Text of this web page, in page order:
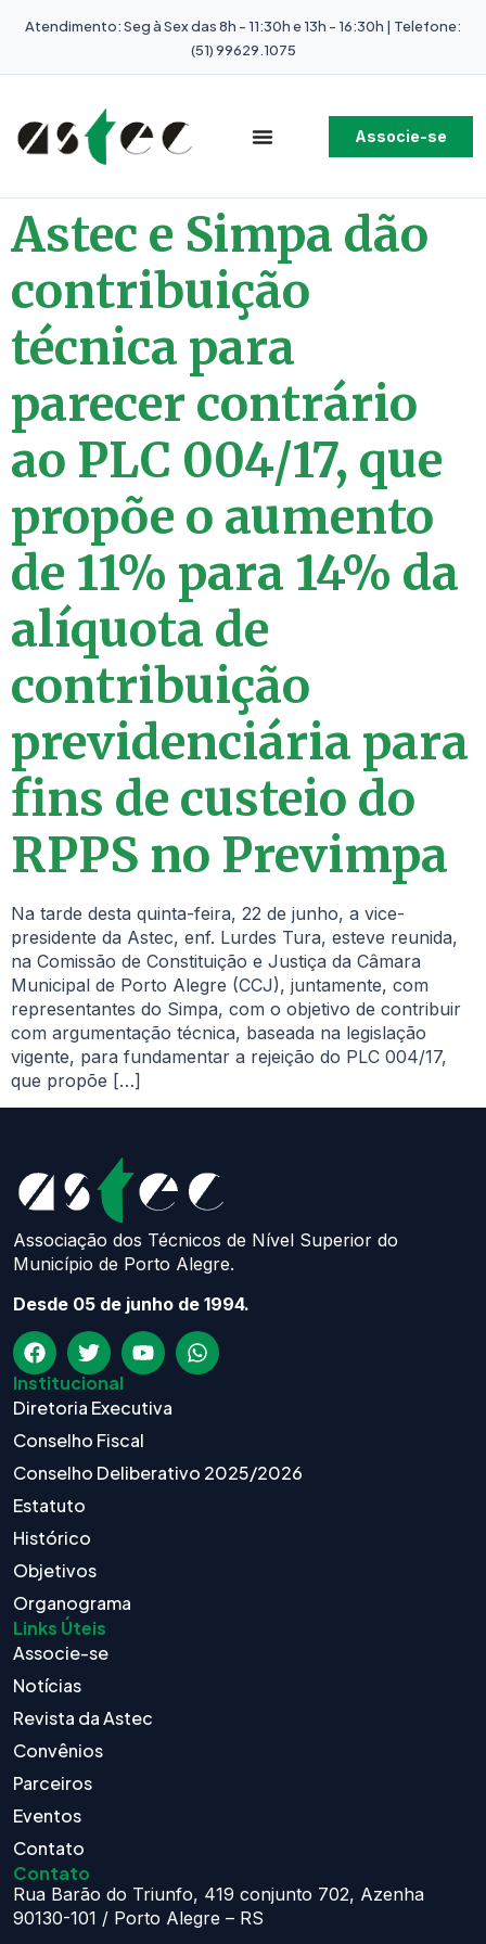
Atendimento: Seg à Sex das 8h - 11:30h e 13h - 16:30h | Telefone:
(51) 99629.1075
Associe-se
Astec e Simpa dão
contribuição
técnica para
parecer contrário
ao PLC 004/17, que
propõe o aumento
de 11% para 14% da
alíquota de
contribuição
previdenciária para
fins de custeio do
RPPS no Previmpa
Na tarde desta quinta-feira, 22 de junho, a vice-
presidente da Astec, enf. Lurdes Tura, esteve reunida,
na Comissão de Constituição e Justiça da Câmara
Municipal de Porto Alegre (CCJ), juntamente, com
representantes do Simpa, com o objetivo de contribuir
com argumentação técnica, baseada na legislação
vigente, para fundamentar a rejeição do PLC 004/17,
que propõe […]
Associação dos Técnicos de Nível Superior do
Município de Porto Alegre.
Desde 05 de junho de 1994.
Institucional
Diretoria Executiva
Conselho Fiscal
Conselho Deliberativo 2025/2026
Estatuto
Histórico
Objetivos
Organograma
Links Úteis
Associe-se
Notícias
Revista da Astec
Convênios
Parceiros
Eventos
Contato
Contato
Rua Barão do Triunfo, 419 conjunto 702, Azenha
90130-101 / Porto Alegre – RS